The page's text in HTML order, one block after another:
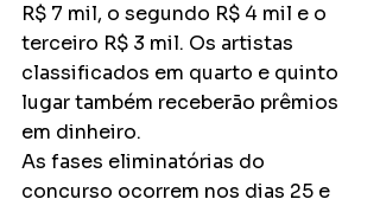
R$ 7 mil, o segundo R$ 4 mil e o
terceiro R$ 3 mil. Os artistas
classificados em quarto e quinto
lugar também receberão prêmios
em dinheiro.
As fases eliminatórias do
concurso ocorrem nos dias 25 e